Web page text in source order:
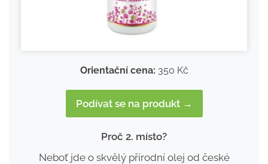
Orientační cena: 350 Kč
Podívat se na produkt →
Proč 2. místo?
Neboť jde o skvělý přírodní olej od české